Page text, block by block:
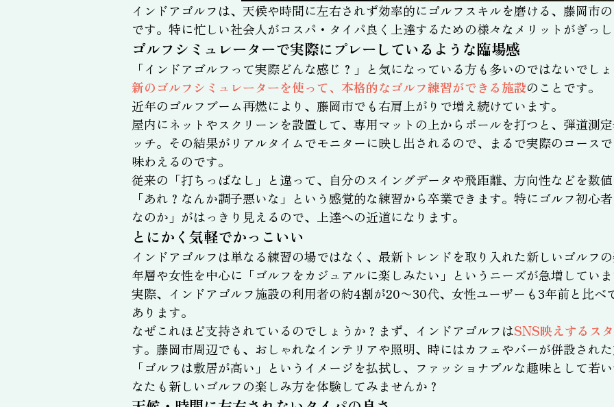
インドアゴルフは、天候や時間に左右されず効率的にゴルフスキルを磨ける、藤岡市
です。特に忙しい社会人がコスパ・タイパ良く上達するための様々なメリットがぎっ
ゴルフシミュレーターで実際にプレーしているような臨場感
「インドアゴルフって実際どんな感じ？」と気になっている方も多いのではないでし
新のゴルフシミュレーターを使って、本格的なゴルフ練習ができる施設のことです。
近年のゴルフブーム再燃により、藤岡市でも右肩上がりで増え続けています。
屋内にネットやスクリーンを設置して、専用マットの上からボールを打つと、弾道測
ッチ。その結果がリアルタイムでモニターに映し出されるので、まるで実際のコース
味わえるのです。
従来の「打ちっぱなし」と違って、自分のスイングデータや飛距離、方向性などを数
「あれ？なんか調子悪いな」という感覚的な練習から卒業できます。特にゴルフ初心
なのか」がはっきり見えるので、上達への近道になります。
とにかく気軽でかっこいい
インドアゴルフは単なる練習の場ではなく、最新トレンドを取り入れた新しいゴルフ
年層や女性を中心に「ゴルフをカジュアルに楽しみたい」というニーズが急増してい
実際、インドアゴルフ施設の利用者の約4割が20〜30代、女性ユーザーも3年前と比べ
あります。
なぜこれほど支持されているのでしょうか？まず、インドアゴルフはSNS映えするス
す。藤岡市周辺でも、おしゃれなインテリアや照明、時にはカフェやバーが併設され
「ゴルフは敷居が高い」というイメージを払拭し、ファッショナブルな趣味として若
なたも新しいゴルフの楽しみ方を体験してみませんか？